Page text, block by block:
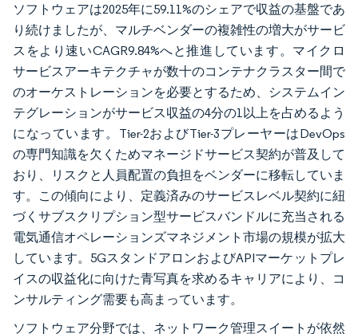
ソフトウェアは2025年に59.11%のシェアで収益の基盤であ
り続けましたが、マルチベンダーの複雑性の増大がサービ
スをより速いCAGR9.84%へと推進しています。マイクロ
サービスアーキテクチャが数十のコンテナクラスター間で
のオーケストレーションを必要とするため、システムイン
テグレーションがサービス収益の4分の1以上を占めるよう
になっています。Tier-2およびTier-3プレーヤーはDevOps
の専門知識を欠くためマネージドサービス契約が普及して
おり、リスクと人員配置の負担をベンダーに移転していま
す。この傾向により、定義済みのサービスレベル契約に紐
づくサブスクリプション型サービスバンドルに充当される
電気通信オペレーションズマネジメント市場の規模が拡大
しています。5GスタンドアロンおよびAPIマーケットプレ
イスの収益化に向けた青写真を求めるキャリアにより、コ
ンサルティング需要も高まっています。
ソフトウェア分野では、ネットワーク管理スイートが依然